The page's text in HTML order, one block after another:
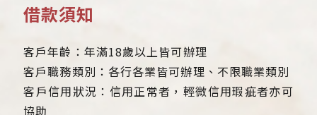
借款須知
客戶年齡：年滿18歲以上皆可辦理
客戶職務類別：各行各業皆可辦理、不限職業類別
客戶信用狀況：信用正常者，輕微信用瑕疵者亦可
協助